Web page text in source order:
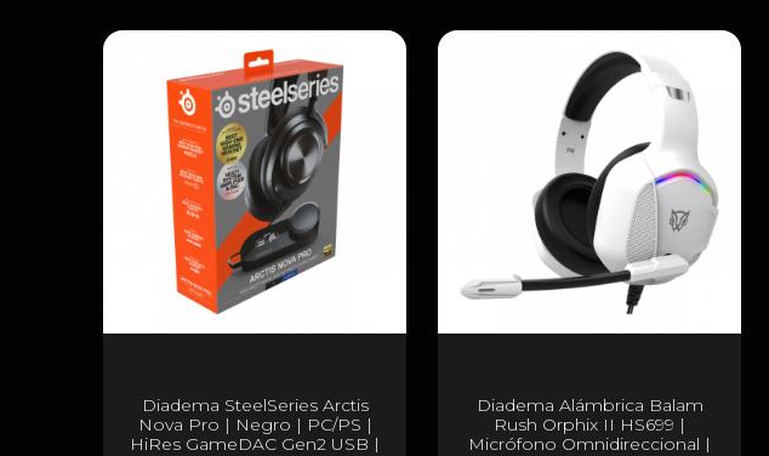
Diadema SteelSeries Arctis
Nova Pro | Negro | PC/PS |
HiRes GameDAC Gen2 USB |
Diadema Alámbrica Balam
Rush Orphix II HS699 |
Micrófono Omnidireccional |